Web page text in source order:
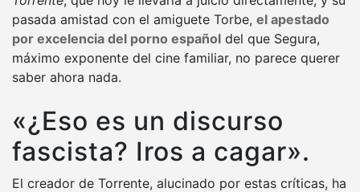
pasada amistad con el amiguete Torbe, el apestado
por excelencia del porno español del que Segura,
máximo exponente del cine familiar, no parece querer
saber ahora nada.
«¿Eso es un discurso
fascista? Iros a cagar».
El creador de Torrente, alucinado por estas críticas, ha